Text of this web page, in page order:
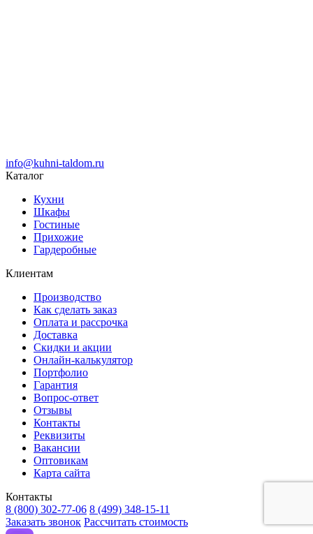
info@kuhni-taldom.ru
Каталог
Кухни
Шкафы
Гостиные
Прихожие
Гардеробные
Клиентам
Производство
Как сделать заказ
Оплата и рассрочка
Доставка
Скидки и акции
Онлайн-калькулятор
Портфолио
Гарантия
Вопрос-ответ
Отзывы
Контакты
Реквизиты
Вакансии
Оптовикам
Карта сайта
Контакты
8 (800) 302-77-06 8 (499) 348-15-11
Заказать звонок Рассчитать стоимость